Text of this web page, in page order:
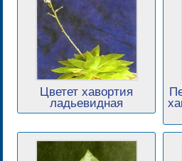
Цветет хавортия
ладьевидная